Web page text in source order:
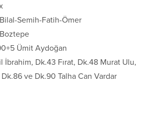
Semih-Fatih-Ömer
Ümit Aydoğan
İbrahim, Dk.43 Fırat, Dk.48 Murat Ulu,
Dk.86 ve Dk.90 Talha Can Vardar